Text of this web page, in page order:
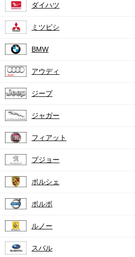
ダイハツ
ミツビシ
BMW
アウディ
ジープ
ジャガー
フィアット
プジョー
ポルシェ
ボルボ
ルノー
スバル